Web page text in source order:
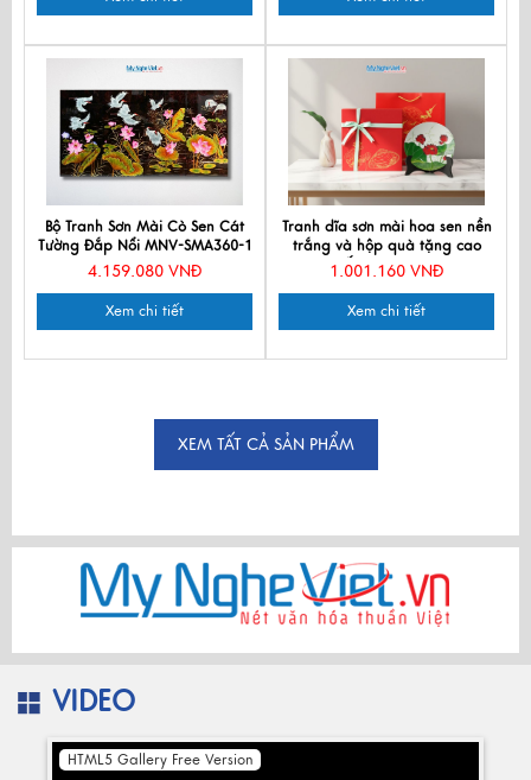
Bộ Tranh Sơn Mài Cò Sen Cát
Tường Đắp Nổi MNV-SMA360-1
4.159.080 VNĐ
Xem chi tiết
Tranh dĩa sơn mài hoa sen nền
trắng và hộp quà tặng cao
cấp TD25-TBL5
1.001.160 VNĐ
Xem chi tiết
XEM TẤT CẢ SẢN PHẨM
VIDEO
HTML5 Gallery Free Version